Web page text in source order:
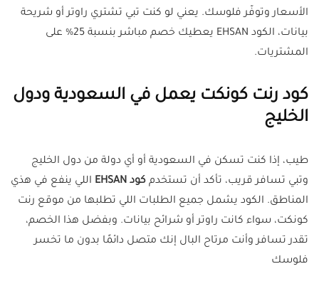
الأسعار وتوفّر فلوسك. يعني لو كنت تبي تشتري راوتر أو شريحة
بيانات، الكود EHSAN يعطيك خصم مباشر بنسبة 25% على
المشتريات.
كود رنت كونكت يعمل في السعودية ودول
الخليج
طيب، إذا كنت تسكن في السعودية أو أي دولة من دول الخليج
وتبي تسافر قريب، تأكد أن تستخدم كود EHSAN
اللي ينفع في هذي
المناطق. الكود يشمل جميع الطلبات اللي تطلبها من موقع رنت
كونكت، سواء كانت راوتر أو شرائح بيانات. وبفضل هذا الخصم،
تقدر تسافر وأنت مرتاح البال إنك متصل دائمًا بدون ما تخسر
فلوسك